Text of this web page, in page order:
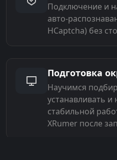
Подключение и
авто-
HCaptcha) без
Подготовка
Научимся
устанавливать и
стабильной
XRumer после